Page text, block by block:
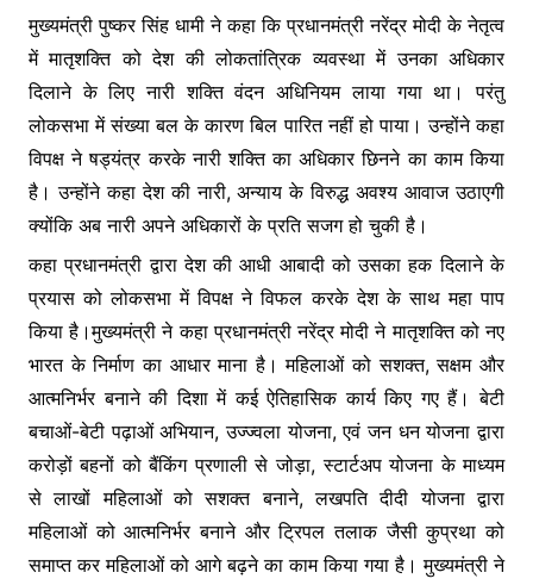
मुख्यमंत्री पुष्कर सिंह धामी ने कहा कि प्रधानमंत्री नरेंद्र मोदी के नेतृत्व
में मातृशक्ति को देश की लोकतांत्रिक व्यवस्था में उनका अधिकार
दिलाने के लिए नारी शक्ति वंदन अधिनियम लाया गया था। परंतु
लोकसभा में संख्या बल के कारण बिल पारित नहीं हो पाया। उन्होंने कहा
विपक्ष ने षड्यंत्र करके नारी शक्ति का अधिकार छिनने का काम किया
है। उन्होंने कहा देश की नारी, अन्याय के विरुद्ध अवश्य आवाज उठाएगी
क्योंकि अब नारी अपने अधिकारों के प्रति सजग हो चुकी है।
कहा प्रधानमंत्री द्वारा देश की आधी आबादी को उसका हक दिलाने के
प्रयास को लोकसभा में विपक्ष ने विफल करके देश के साथ महा पाप
किया है।मुख्यमंत्री ने कहा प्रधानमंत्री नरेंद्र मोदी ने मातृशक्ति को नए
भारत के निर्माण का आधार माना है। महिलाओं को सशक्त, सक्षम और
आत्मनिर्भर बनाने की दिशा में कई ऐतिहासिक कार्य किए गए हैं। बेटी
बचाओं-बेटी पढ़ाओं अभियान, उज्ज्वला योजना, एवं जन धन योजना द्वारा
करोड़ों बहनों को बैंकिंग प्रणाली से जोड़ा, स्टार्टअप योजना के माध्यम
से लाखों महिलाओं को सशक्त बनाने, लखपति दीदी योजना द्वारा
महिलाओं को आत्मनिर्भर बनाने और ट्रिपल तलाक जैसी कुप्रथा को
समाप्त कर महिलाओं को आगे बढ़ने का काम किया गया है। मुख्यमंत्री ने